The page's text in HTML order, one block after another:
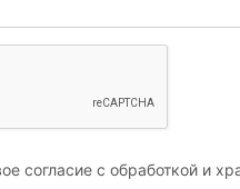
согласие с обработкой и